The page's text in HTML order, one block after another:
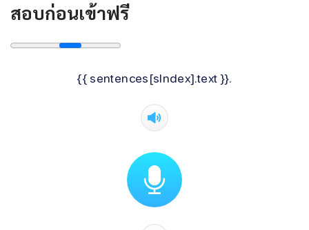
สอบก่อนเข้าฟรี
{{ sentences[sIndex].text }}.